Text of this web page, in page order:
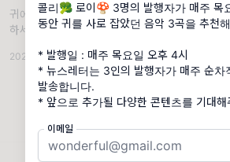
콜리🥦 로이🍄 3명의 발행자가 매주 목
동안 귀를 사로 잡았던 음악 3곡을 추천
* 발행일 : 매주 목요일 오후 4시
* 뉴스레터는 3인의 발행자가 매주 순차
발송합니다.
* 앞으로 추가될 다양한 콘텐츠를 기대해
이메일
귀에 살살 녹는 특급 투쁠 음악 오마카세. 안녕
하세요. 한 달 만에 찾아온 로이🍄입니다. 아름
에 페스티벌이 열렸고 많은 분들이 잔디에 누워
햇살과 바람을 벗하며 음악을 즐기고 계
2022.06.02 · 뮤직 큐레이션 · 조회 1.57K